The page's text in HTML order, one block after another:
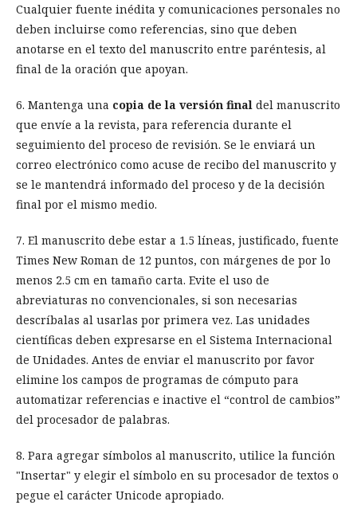
Cualquier fuente inédita y comunicaciones personales no
deben incluirse como referencias, sino que deben
anotarse en el texto del manuscrito entre paréntesis, al
final de la oración que apoyan.
6. Mantenga una copia de la versión final del manuscrito
que envíe a la revista, para referencia durante el
seguimiento del proceso de revisión. Se le enviará un
correo electrónico como acuse de recibo del manuscrito y
se le mantendrá informado del proceso y de la decisión
final por el mismo medio.
7. El manuscrito debe estar a 1.5 líneas, justificado, fuente
Times New Roman de 12 puntos, con márgenes de por lo
menos 2.5 cm en tamaño carta. Evite el uso de
abreviaturas no convencionales, si son necesarias
descríbalas al usarlas por primera vez. Las unidades
científicas deben expresarse en el Sistema Internacional
de Unidades. Antes de enviar el manuscrito por favor
elimine los campos de programas de cómputo para
automatizar referencias e inactive el “control de cambios”
del procesador de palabras.
8. Para agregar símbolos al manuscrito, utilice la función
"Insertar" y elegir el símbolo en su procesador de textos o
pegue el carácter Unicode apropiado.